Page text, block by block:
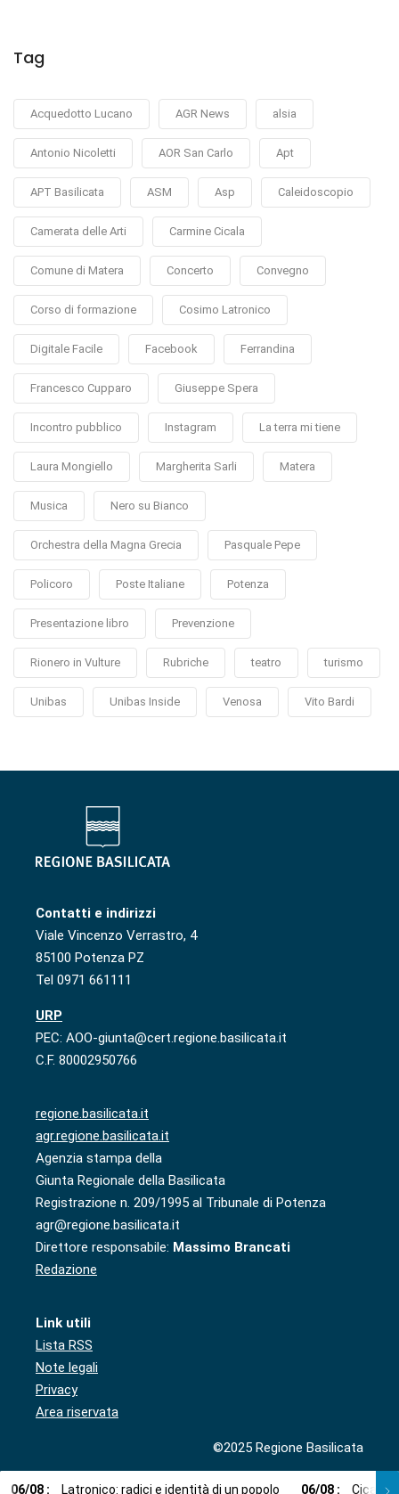
Tag
Acquedotto Lucano AGR News alsia
Antonio Nicoletti AOR San Carlo Apt
APT Basilicata ASM Asp Caleidoscopio
Camerata delle Arti Carmine Cicala
Comune di Matera Concerto Convegno
Corso di formazione Cosimo Latronico
Digitale Facile Facebook Ferrandina
Francesco Cupparo Giuseppe Spera
Incontro pubblico Instagram La terra mi tiene
Laura Mongiello Margherita Sarli Matera
Musica Nero su Bianco
Orchestra della Magna Grecia Pasquale Pepe
Policoro Poste Italiane Potenza
Presentazione libro Prevenzione
Rionero in Vulture Rubriche teatro turismo
Unibas Unibas Inside Venosa Vito Bardi
Contatti e indirizzi
Viale Vincenzo Verrastro, 4
85100 Potenza PZ
Tel 0971 661111
URP
PEC: AOO-giunta@cert.regione.basilicata.it
C.F. 80002950766
regione.basilicata.it
agr.regione.basilicata.it
Agenzia stampa della
Giunta Regionale della Basilicata
Registrazione n. 209/1995 al Tribunale di Potenza
agr@regione.basilicata.it
Direttore responsabile: Massimo Brancati
Redazione
Link utili
Lista RSS
Note legali
Privacy
Area riservata
©2025 Regione Basilicata
06/08 : Latronico: radici e identità di un popolo 06/08 : Cicala: